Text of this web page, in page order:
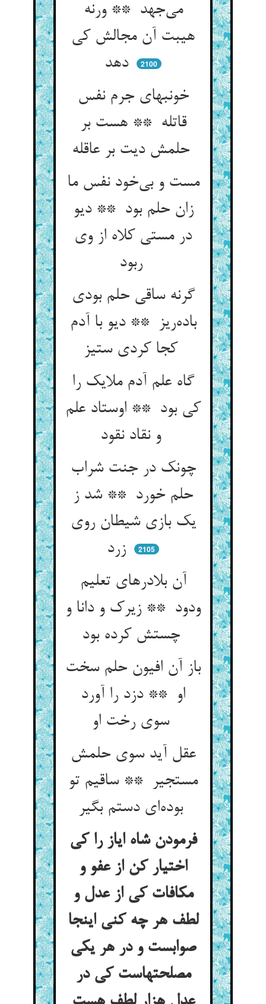
می‌جهد ** ورنه
هیبت آن مجالش کی
دهد
2100
خونبهای جرم نفس
قاتله ** هست بر
مست و بی‌خود نفس ما
زان حلم بود ** دیو
در مستی کلاه از وی
ربود
گرنه ساقی حلم بودی
باده‌ریز ** دیو با آدم
گاه علم آدم ملایک را
کی بود ** اوستاد علم
و نقاد نقود
چونک در جنت شراب
حلم خورد ** شد ز
یک بازی شیطان روی
2105
آن بلادرهای تعلیم
ودود ** زیرک و دانا و
چستش کرده بود
باز آن افیون حلم سخت
او ** دزد را آورد
سوی رخت او
عقل آید سوی حلمش
مستجیر ** ساقیم تو
بوده‌ای دستم بگیر
فرمودن شاه ایاز را کی
اختیار کن از عفو و
مکافات کی از عدل و
لطف هر چه کنی اینجا
صوابست و در هر یکی
مصلحتهاست کی در